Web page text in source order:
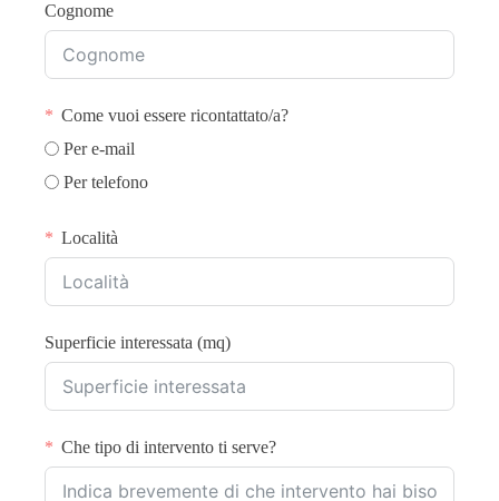
Cognome
Come vuoi essere ricontattato/a?
Per e-mail
Per telefono
Località
Superficie interessata (mq)
Che tipo di intervento ti serve?